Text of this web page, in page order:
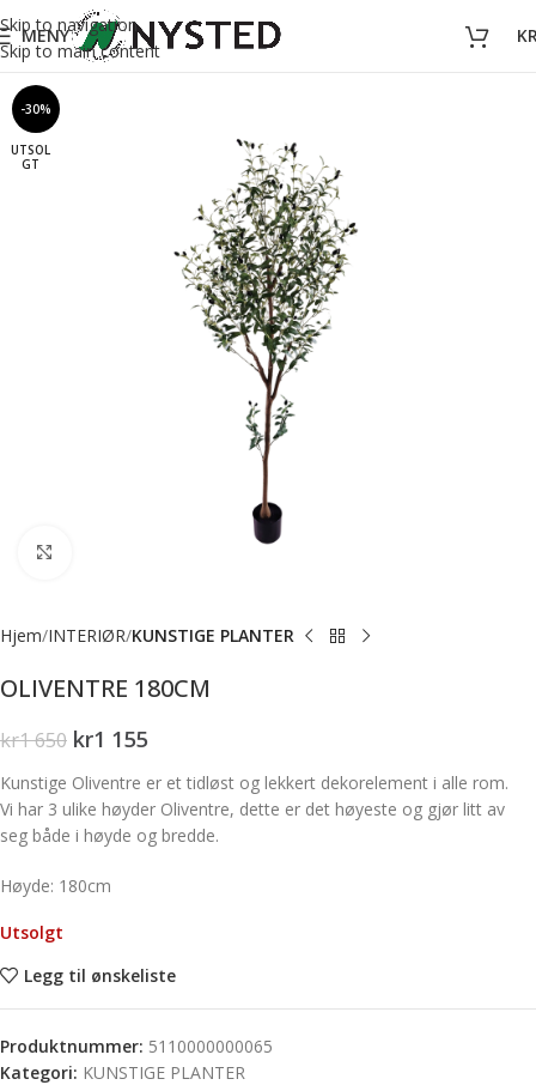
Skip to navigation
Skip to main content
MENY
-30%
UTSOL
GT
Hjem INTERIØR KUNSTIGE PLANTER
OLIVENTRE 180CM
kr1 650 kr1 155
Kunstige Oliventre er et tidløst og lekkert dekorelement i alle rom.
Vi har 3 ulike høyder Oliventre, dette er det høyeste og gjør litt av
seg både i høyde og bredde.
Høyde: 180cm
Utsolgt
Legg til ønskeliste
Produktnummer: 5110000000065
Kategori: KUNSTIGE PLANTER